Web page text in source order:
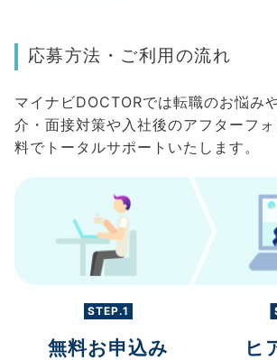
応募方法・ご利用の流れ
マイナビDOCTORでは転職のお悩み
介・面接対策や入社後のアフターフ
料でトータルサポートいたします。
STEP.1
無料お申込み ヒ